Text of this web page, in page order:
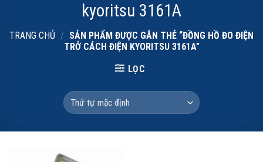
kyoritsu 3161A
TRANG CHỦ / SẢN PHẨM ĐƯỢC GẮN THẺ “ĐỒNG HỒ ĐO ĐIỆN
TRỞ CÁCH ĐIỆN KYORITSU 3161A”
LỌC